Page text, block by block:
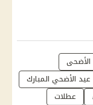
الأضحى
عيد الأضحي المبارك
عطلات